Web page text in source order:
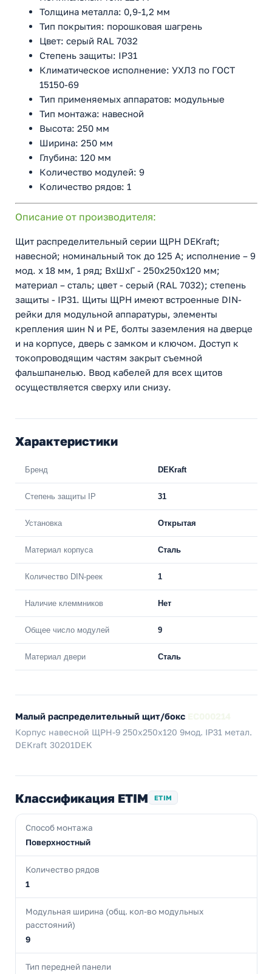
Толщина металла: 0,9-1,2 мм
Тип покрытия: порошковая шагрень
Цвет: серый RAL 7032
Степень защиты: IP31
Климатическое исполнение: УХЛ3 по ГОСТ
15150-69
Тип применяемых аппаратов: модульные
Тип монтажа: навесной
Высота: 250 мм
Ширина: 250 мм
Глубина: 120 мм
Количество модулей: 9
Количество рядов: 1
Описание от производителя:
Щит распределительный серии ЩРН DEKraft;
навесной; номинальный ток до 125 А; исполнение – 9
мод. х 18 мм, 1 ряд; ВхШхГ - 250х250х120 мм;
материал – сталь; цвет - серый (RAL 7032); степень
защиты - IP31. Щиты ЩРН имеют встроенные DIN-
рейки для модульной аппаратуры, элементы
крепления шин N и PE, болты заземления на дверце
и на корпусе, дверь с замком и ключом. Доступ к
токопроводящим частям закрыт съемной
фальшпанелью. Ввод кабелей для всех щитов
осуществляется сверху или снизу.
Характеристики
Бренд DEKraft
Степень защиты IP 31
Установка Открытая
Материал корпуса Сталь
Количество DIN-реек 1
Наличие клеммников Нет
Общее число модулей 9
Материал двери Сталь
Малый распределительный щит/бокс
Корпус навесной ЩРН-9 250х250х120 9мод. IP31 метал.
DEKraft 30201DEK
Классификация ETIM ETIM
Способ монтажа
Поверхностный
Количество рядов
1
Модульная ширина (общ. кол-во модульных
расстояний)
9
Тип передней панели